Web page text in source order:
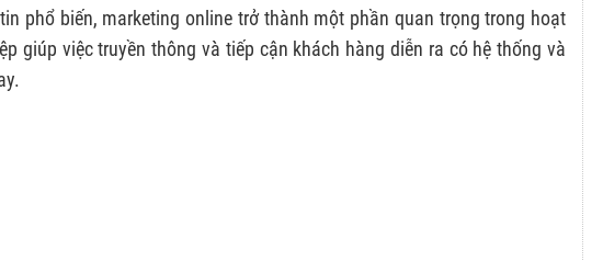
phổ biến, marketing online trở thành một phần quan trọng trong hoạt
giúp việc truyền thông và tiếp cận khách hàng diễn ra có hệ thống và